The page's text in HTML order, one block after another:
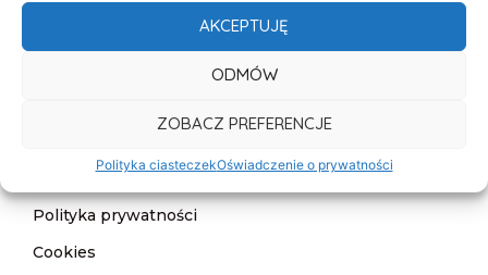
AKCEPTUJĘ
ODMÓW
ZOBACZ PREFERENCJE
Polityka ciasteczekOświadczenie o prywatności
Klauzula informacyjna
Polityka prywatności
Cookies